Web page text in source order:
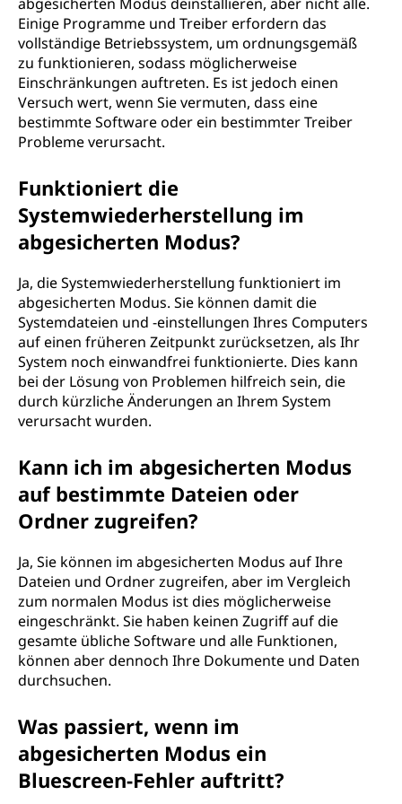
Einige Programme und Treiber erfordern das
vollständige Betriebssystem, um ordnungsgemäß
zu funktionieren, sodass möglicherweise
Einschränkungen auftreten. Es ist jedoch einen
Versuch wert, wenn Sie vermuten, dass eine
bestimmte Software oder ein bestimmter Treiber
Probleme verursacht.
Funktioniert die
Systemwiederherstellung im
abgesicherten Modus?
Ja, die Systemwiederherstellung funktioniert im
abgesicherten Modus. Sie können damit die
Systemdateien und -einstellungen Ihres Computers
auf einen früheren Zeitpunkt zurücksetzen, als Ihr
System noch einwandfrei funktionierte. Dies kann
bei der Lösung von Problemen hilfreich sein, die
durch kürzliche Änderungen an Ihrem System
verursacht wurden.
Kann ich im abgesicherten Modus
auf bestimmte Dateien oder
Ordner zugreifen?
Ja, Sie können im abgesicherten Modus auf Ihre
Dateien und Ordner zugreifen, aber im Vergleich
zum normalen Modus ist dies möglicherweise
eingeschränkt. Sie haben keinen Zugriff auf die
gesamte übliche Software und alle Funktionen,
können aber dennoch Ihre Dokumente und Daten
durchsuchen.
Was passiert, wenn im
abgesicherten Modus ein
Bluescreen-Fehler auftritt?